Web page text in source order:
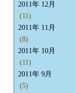
2011年 12月
(11)
2011年 11月
(8)
2011年 10月
(11)
2011年 9月
(5)